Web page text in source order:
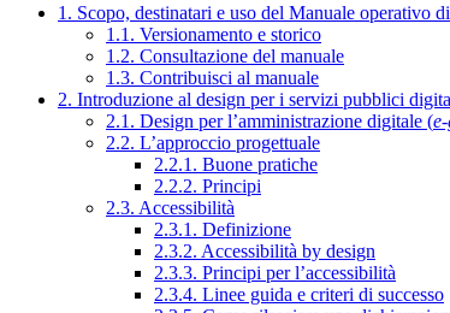
1. Scopo, destinatari e uso del Manuale operativo
1.1. Versionamento e storico
1.2. Consultazione del manuale
1.3. Contribuisci al manuale
2. Introduzione al design per i servizi pubblici
2.1. Design per l’amministrazione digitale (
2.2. L’approccio progettuale
2.2.1. Buone pratiche
2.2.2. Principi
2.3. Accessibilità
2.3.1. Definizione
2.3.2. Accessibilità by design
2.3.3. Principi per l’accessibilità
2.3.4. Linee guida e criteri di successo